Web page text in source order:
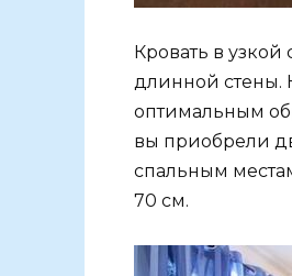
Кровать в
длинной стены.
оптимальным
вы приобрели
спальным
70 см.